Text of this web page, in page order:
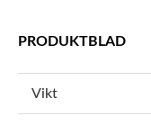
PRODUKTBLAD
Vikt